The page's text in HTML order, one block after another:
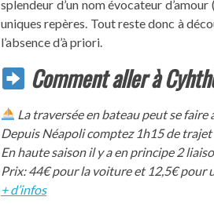
splendeur d’un nom évocateur
uniques repères. Tout reste donc à
l’absence d’à priori.
Comment aller à
La traversée en bateau peut se
Depuis Néapoli comptez 1h15 de trajet
En haute saison il y a en principe 2
Prix: 44€ pour la voiture et 12,5€ pour
+ d’infos